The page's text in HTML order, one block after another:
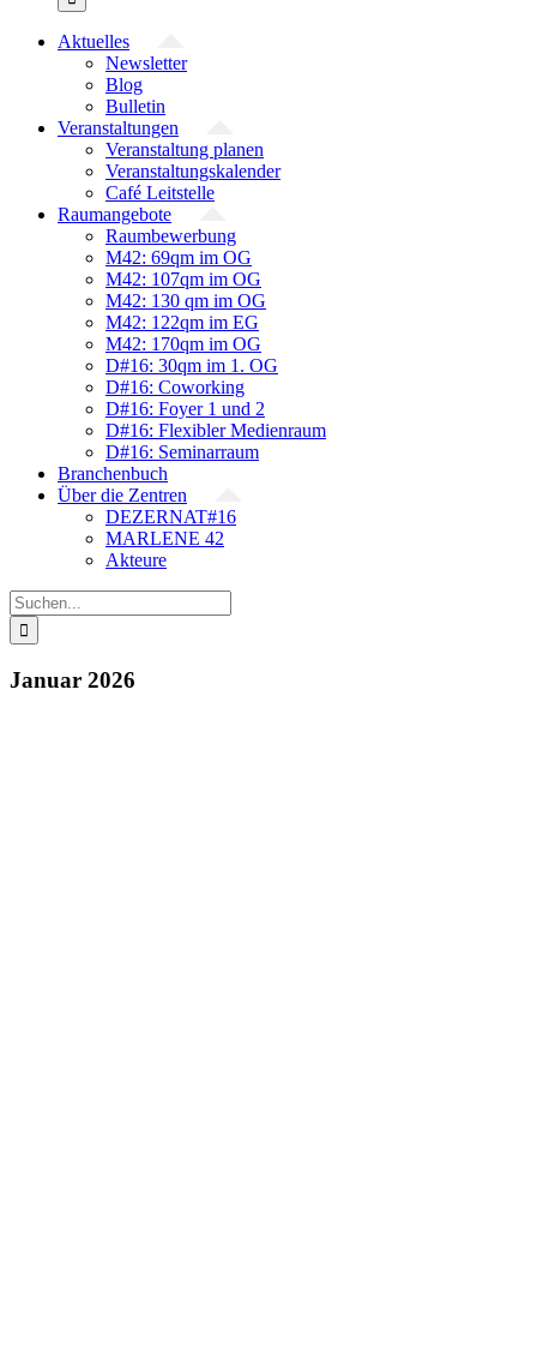
Aktuelles
Newsletter
Blog
Bulletin
Veranstaltungen
Veranstaltung planen
Veranstaltungskalender
Café Leitstelle
Raumangebote
Raumbewerbung
M42: 69qm im OG
M42: 107qm im OG
M42: 130 qm im OG
M42: 122qm im EG
M42: 170qm im OG
D#16: 30qm im 1. OG
D#16: Coworking
D#16: Foyer 1 und 2
D#16: Flexibler Medienraum
D#16: Seminarraum
Branchenbuch
Über die Zentren
DEZERNAT#16
MARLENE 42
Akteure
Suche
nach:
Januar 2026